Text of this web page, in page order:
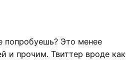
попробуешь? Это менее
и прочим. Твиттер вроде как